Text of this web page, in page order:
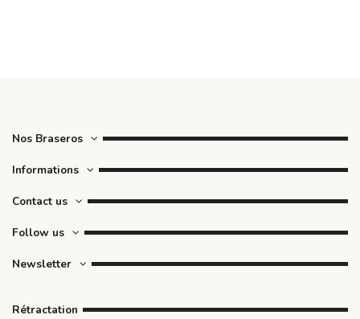
Nos Braseros
Informations
Contact us
Follow us
Newsletter
Rétractation